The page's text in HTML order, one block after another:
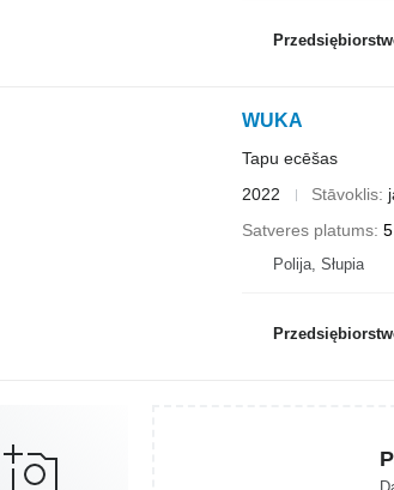
Przedsiębiorstwo
WUKA
Tapu ecēšas
2022
Stāvoklis
Satveres platums
Polija, Słupia
Przedsiębiorstwo